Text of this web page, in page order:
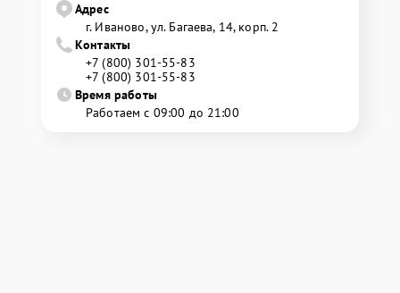
Адрес
г. Иваново, ул. Багаева, 14, корп. 2
Контакты
+7 (800) 301-55-83
+7 (800) 301-55-83
Время работы
Работаем с 09:00 до 21:00